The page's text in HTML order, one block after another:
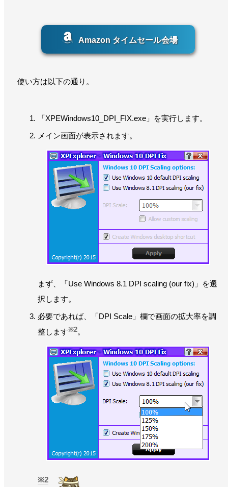
Amazon タイムセール会場
使い方は以下の通り。
「XPEWindows10_DPI_FIX.exe」を実行します。
メイン画面が表示されます。
まず、「Use Windows 8.1 DPI scaling (our fix)」を選
択します。
必要であれば、「DPI Scale」欄で画面の拡大率を調
整します※2。
2